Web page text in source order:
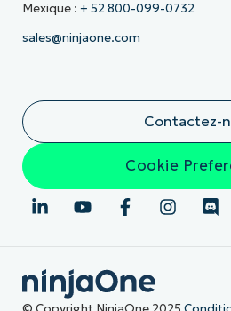
Mexique : + 52 800-099-0732
sales@ninjaone.com
Contactez-
Cookie